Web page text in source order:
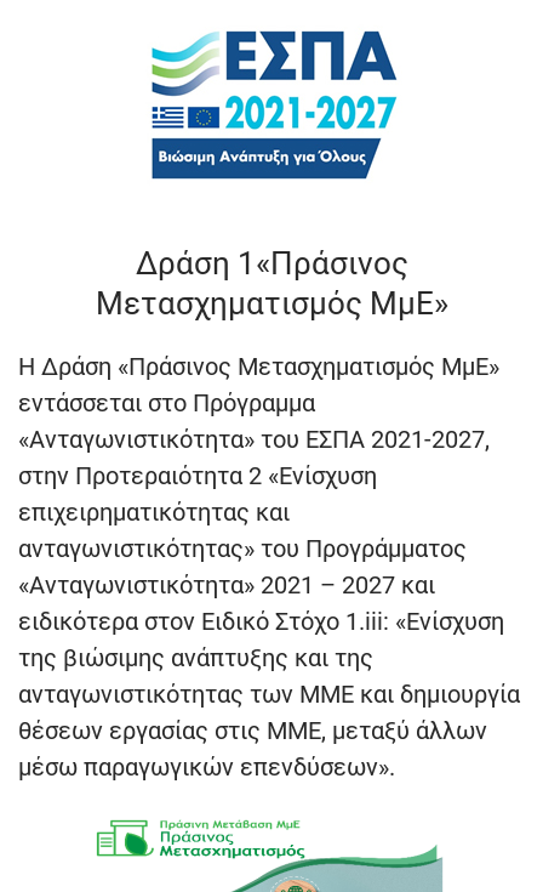
Δράση 1«Πράσινος
Μετασχηματισμός ΜμΕ»
Η Δράση «Πράσινος Μετασχηματισμός ΜμΕ»
εντάσσεται στο Πρόγραμμα
«Ανταγωνιστικότητα» του ΕΣΠΑ 2021-2027,
στην Προτεραιότητα 2 «Ενίσχυση
επιχειρηματικότητας και
ανταγωνιστικότητας» του Προγράμματος
«Ανταγωνιστικότητα» 2021 – 2027 και
ειδικότερα στον Ειδικό Στόχο 1.iii: «Ενίσχυση
της βιώσιμης ανάπτυξης και της
ανταγωνιστικότητας των ΜΜΕ και δημιουργία
θέσεων εργασίας στις ΜΜΕ, μεταξύ άλλων
μέσω παραγωγικών επενδύσεων».